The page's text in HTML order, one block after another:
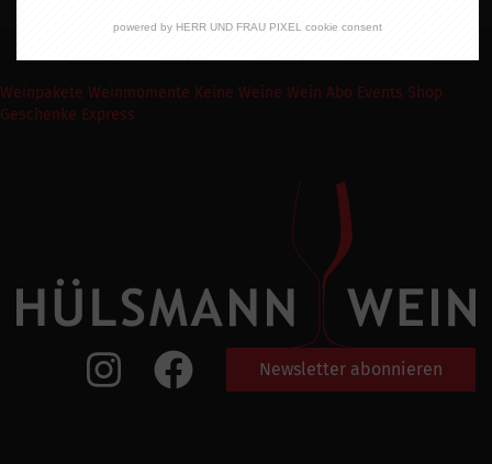
Weinpakete Weinmomente Keine Weine Wein Abo Events Shop
Geschenke Express
Newsletter abonnieren
powered by HERR UND FRAU PIXEL cookie consent